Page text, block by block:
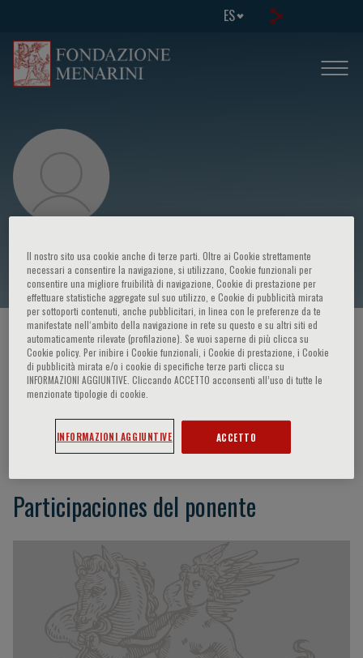
ES
Andrea Frustaci
HOME PAGE / CURSOS Y EVENTOS / ORADOR
Andrea Frustaci
Participaciones del ponente
Il nostro sito usa cookie anche di terze parti. Oltre ai Cookie strettamente
necessari a consentire la navigazione, si utilizzano, Cookie funzionali per
consentire una migliore fruibilità di navigazione, Cookie di prestazione per
effettuare statistiche aggregate sul suo utilizzo, e Cookie di pubblicità mirata
per sottoporti contenuti, anche pubblicitari, in linea con le preferenze da te
manifestate nell‘ambito della navigazione in rete su questo e su altri siti ed
automaticamente rilevate (profilazione). Se vuoi saperne di più clicca su
Cookie policy. Per inibire i Cookie funzionali, i Cookie di prestazione, i Cookie
di pubblicità mirata e/o i cookie di specifiche terze parti clicca su
INFORMAZIONI AGGIUNTIVE. Cliccando ACCETTO acconsenti all’uso di tutte le
menzionate tipologie di cookie.
INFORMAZIONI AGGIUNTIVE ACCETTO